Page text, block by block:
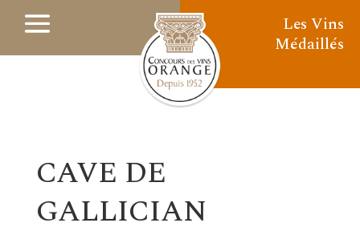
Les Vins
Médaillés
CAVE DE
GALLICIAN